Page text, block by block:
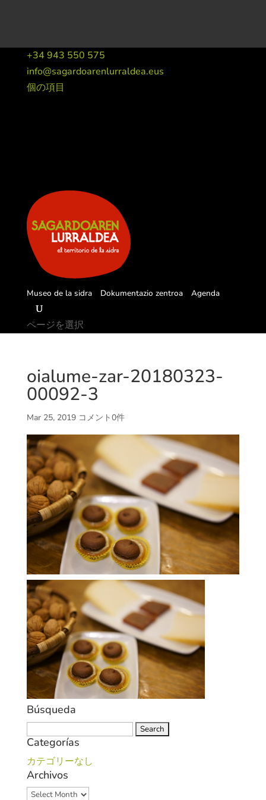
+34 943 550 575
info@sagardoarenlurraldea.eus
個の項目
Museo de la sidra Dokumentazio zentroa Agenda
ページを選択
oialume-zar-20180323-
00092-3
Mar 25, 2019 コメント0件
Búsqueda
for:
Categorías
カテゴリーなし
Archivos
Archivos